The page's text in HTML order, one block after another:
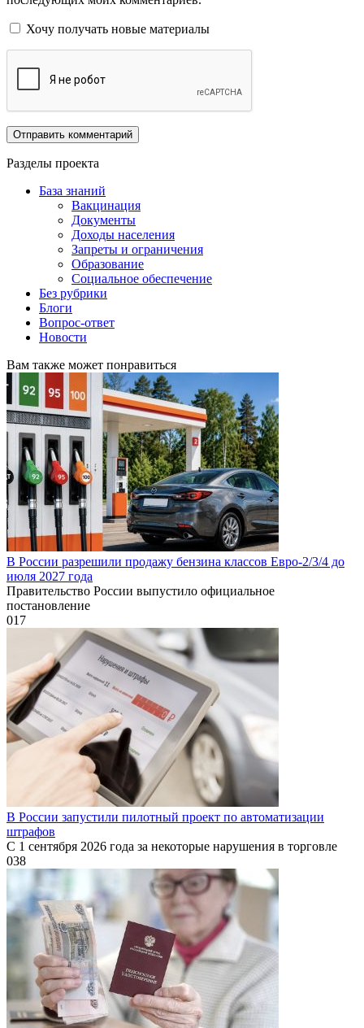
Хочу получать новые материалы
Разделы проекта
База знаний
Вакцинация
Документы
Доходы населения
Запреты и ограничения
Образование
Социальное обеспечение
Без рубрики
Блоги
Вопрос-ответ
Новости
Вам также может понравиться
В России разрешили продажу бензина классов Евро-2/3/4 до
июля 2027 года
Правительство России выпустило официальное
постановление
017
В России запустили пилотный проект по автоматизации
штрафов
С 1 сентября 2026 года за некоторые нарушения в торговле
038